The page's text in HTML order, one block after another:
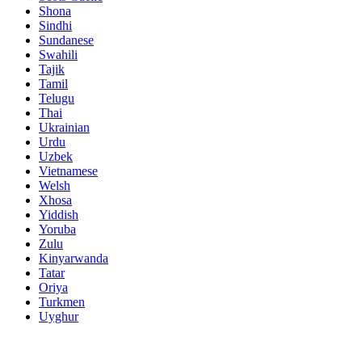
Shona
Sindhi
Sundanese
Swahili
Tajik
Tamil
Telugu
Thai
Ukrainian
Urdu
Uzbek
Vietnamese
Welsh
Xhosa
Yiddish
Yoruba
Zulu
Kinyarwanda
Tatar
Oriya
Turkmen
Uyghur